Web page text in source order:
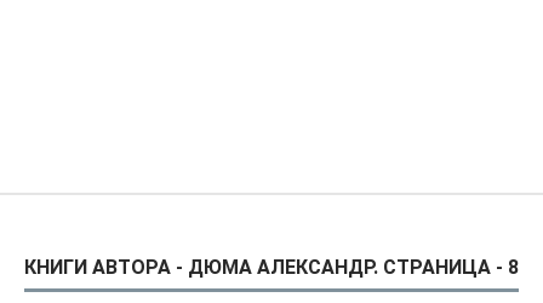
КНИГИ АВТОРА - ДЮМА АЛЕКСАНДР. СТРАНИЦА - 8